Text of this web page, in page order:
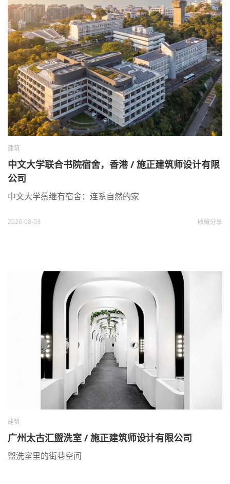
建筑
中文大学联合书院宿舍，香港 / 施正建筑师设计有限
公司
中文大学蔡继有宿舍：连系自然的家
2026-08-03 收藏分享
建筑
广州太古汇盥洗室 / 施正建筑师设计有限公司
盥洗室里的街巷空间